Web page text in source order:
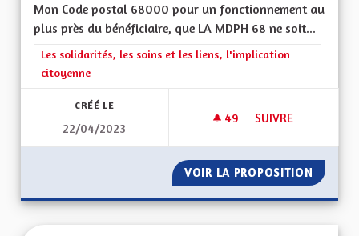
Mon Code postal 68000 pour un fonctionnement au
plus près du bénéficiaire, que LA MDPH 68 ne soit...
Filtrer les résultats de la catégorie : Les solidarités, les soins
Les solidarités, les soins et les liens, l'implication
citoyenne
CRÉÉ LE
22/04/2023
49 49 ABONNÉS
SUIVRE
VOIR LA PROPOSITION